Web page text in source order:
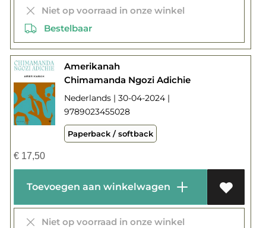
Niet op voorraad in onze winkel
Bestelbaar
Amerikanah
Chimamanda Ngozi Adichie
Nederlands | 30-04-2024 |
9789023455028
Paperback / softback
€17,50
Toevoegen aan winkelwagen
Niet op voorraad in onze winkel